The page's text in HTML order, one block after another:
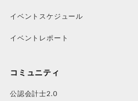
イベントスケジュール
イベントレポート
コミュニティ
公認会計士2.0